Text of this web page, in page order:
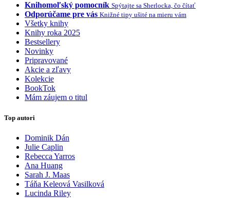
Knihomoľský pomocník Spýtajte sa Sherlocka, čo čítať
Odporúčame pre vás Knižné tipy ušité na mieru vám
Všetky knihy
Knihy roka 2025
Bestsellery
Novinky
Pripravované
Akcie a zľavy
Kolekcie
BookTok
Mám záujem o titul
Top autori
Dominik Dán
Julie Caplin
Rebecca Yarros
Ana Huang
Sarah J. Maas
Táňa Keleová Vasilková
Lucinda Riley